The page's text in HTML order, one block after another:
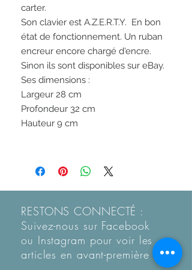
carter.
Son clavier est A.Z.E.R.T.Y. En bon
état de fonctionnement. Un ruban
encreur encore chargé d'encre.
Sinon ils sont disponibles sur eBay.
Ses dimensions :
Largeur 28 cm
Profondeur 32 cm
Hauteur 9 cm
RESTONS CONNECTÉ :
Suivez-nous sur Facebook
ou Instagram pour voir les
articles en avant-première